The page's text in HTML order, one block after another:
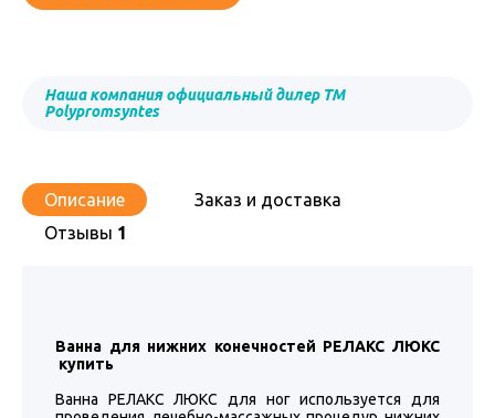
Наша компания официальный дилер ТМ
Polypromsyntes
Описание
Заказ и доставка
Отзывы 1
Ванна для нижних конечностей РЕЛАКС ЛЮКС
купить
Ванна РЕЛАКС ЛЮКС для ног используется для